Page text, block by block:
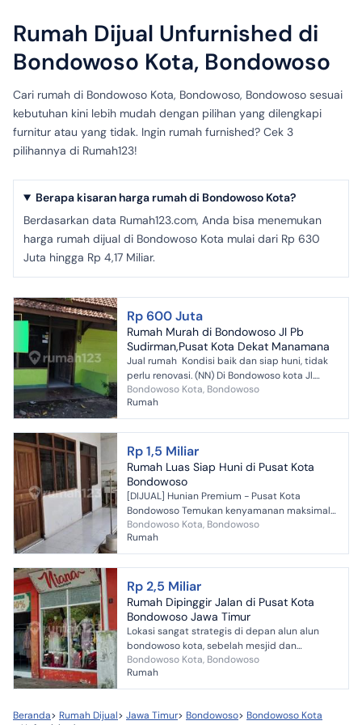
Rumah Dijual Unfurnished di
Bondowoso Kota, Bondowoso
Cari rumah di Bondowoso Kota, Bondowoso, Bondowoso sesuai
kebutuhan kini lebih mudah dengan pilihan yang dilengkapi
furnitur atau yang tidak. Ingin rumah furnished? Cek 3
pilihannya di Rumah123!
Berapa kisaran harga rumah di Bondowoso Kota?
Berdasarkan data Rumah123.com, Anda bisa menemukan
harga rumah dijual di Bondowoso Kota mulai dari Rp 630
Juta hingga Rp 4,17 Miliar.
Rp 600 Juta
Rumah Murah di Bondowoso Jl Pb
Sudirman,Pusat Kota Dekat Manamana
Jual rumah Kondisi baik dan siap huni, tidak
perlu renovasi. (NN) Di Bondowoso kota Jl.
PB.Sudirman (Gang Taitong)- Bondowoso,
Bondowoso Kota, Bondowoso
Rumah
Rp 1,5 Miliar
Rumah Luas Siap Huni di Pusat Kota
Bondowoso
[DIJUAL] Hunian Premium - Pusat Kota
Bondowoso ​Temukan kenyamanan maksimal
di Jl. KIS Mangunsarkoro. Rumah kokoh dalam
cluster buntu yang menaw...
Bondowoso Kota, Bondowoso
Rumah
Rp 2,5 Miliar
Rumah Dipinggir Jalan di Pusat Kota
Bondowoso Jawa Timur
Lokasi sangat strategis di depan alun alun
bondowoso kota, sebelah mesjid dan
sekolahan. Sangat cocok untuk usaha, hotel,
restoran, rumah tinggal, ...
Bondowoso Kota, Bondowoso
Rumah
Beranda> Rumah Dijual> Jawa Timur> Bondowoso> Bondowoso Kota